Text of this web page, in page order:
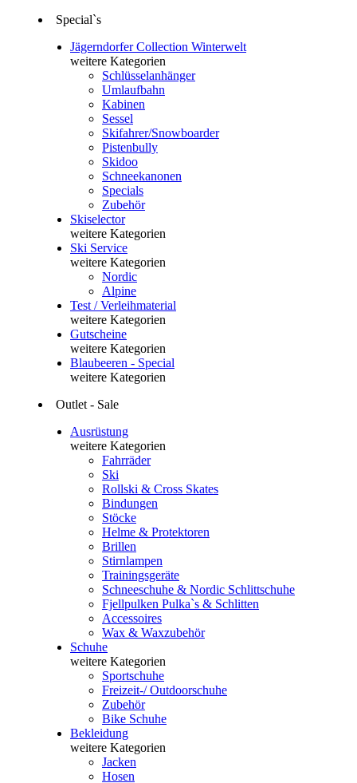
Special`s
Jägerndorfer Collection Winterwelt
weitere Kategorien
Schlüsselanhänger
Umlaufbahn
Kabinen
Sessel
Skifahrer/Snowboarder
Pistenbully
Skidoo
Schneekanonen
Specials
Zubehör
Skiselector
weitere Kategorien
Ski Service
weitere Kategorien
Nordic
Alpine
Test / Verleihmaterial
weitere Kategorien
Gutscheine
weitere Kategorien
Blaubeeren - Special
weitere Kategorien
Outlet - Sale
Ausrüstung
weitere Kategorien
Fahrräder
Ski
Rollski & Cross Skates
Bindungen
Stöcke
Helme & Protektoren
Brillen
Stirnlampen
Trainingsgeräte
Schneeschuhe & Nordic Schlittschuhe
Fjellpulken Pulka`s & Schlitten
Accessoires
Wax & Waxzubehör
Schuhe
weitere Kategorien
Sportschuhe
Freizeit-/ Outdoorschuhe
Zubehör
Bike Schuhe
Bekleidung
weitere Kategorien
Jacken
Hosen